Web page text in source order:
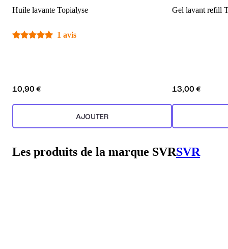
Huile lavante Topialyse
1 avis
10,90 €
AJOUTER
Gel lavant refill
13,00 €
Les produits de la marque SVRSVR